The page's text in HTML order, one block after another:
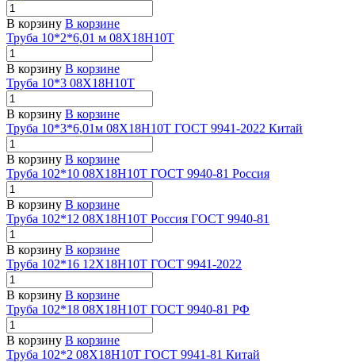
В корзину В корзине
Труба 10*2*6,01 м 08Х18Н10Т
В корзину В корзине
Труба 10*3 08Х18Н10Т
В корзину В корзине
Труба 10*3*6,01м 08Х18Н10Т ГОСТ 9941-2022 Китай
В корзину В корзине
Труба 102*10 08Х18Н10Т ГОСТ 9940-81 Россия
В корзину В корзине
Труба 102*12 08Х18Н10Т Россия ГОСТ 9940-81
В корзину В корзине
Труба 102*16 12Х18Н10Т ГОСТ 9941-2022
В корзину В корзине
Труба 102*18 08Х18Н10Т ГОСТ 9940-81 РФ
В корзину В корзине
Труба 102*2 08Х18Н10Т ГОСТ 9941-81 Китай